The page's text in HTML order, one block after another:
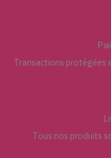
Transactions protégées
Tous nos produits